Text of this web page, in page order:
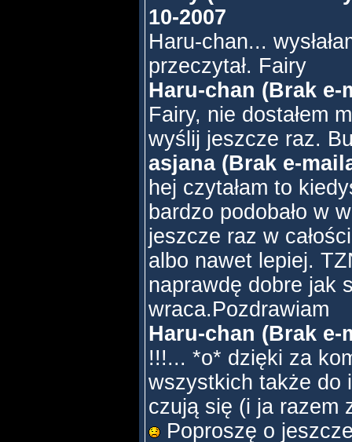
10-2007
Haru-chan...
przeczytał. Fairy
Haru-chan (Brak e-
Fairy, nie dostałem
wyślij jeszcze raz.
asjana (Brak e-
hej czytałam to
bardzo podobało w
jeszcze raz w
albo nawet lepiej.
naprawdę dobre jak
wraca.Pozdrawiam
Haru-chan (Brak e-
!!!... *o* dzięki za
wszystkich także do
czują się (i ja razem
Poproszę o